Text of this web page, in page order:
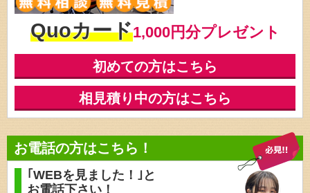
Quoカード1,000円分プレゼント
初めての方はこちら
相見積り中の方はこちら
お電話の方はこちら！
｢WEBを見ました！｣と
お電話下さい！